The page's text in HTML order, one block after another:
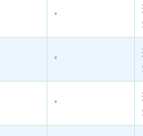
*
*
*